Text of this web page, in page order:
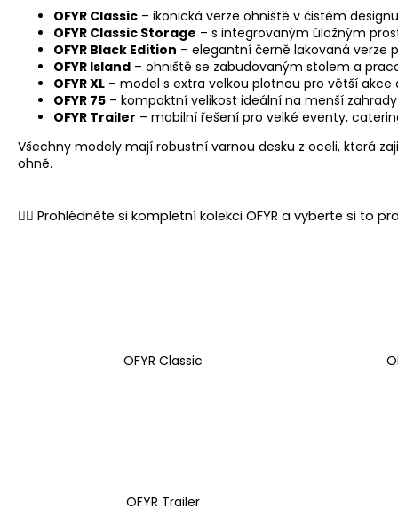
OFYR Classic – ikonická verze ohniště v čistém
OFYR Classic Storage – s integrovaným úložným
OFYR Black Edition – elegantní černě lakovaná verze
OFYR Island – ohniště se zabudovaným stolem a
OFYR XL – model s extra velkou plotnou pro větší akce
OFYR 75 – kompaktní velikost ideální na menší
OFYR Trailer – mobilní řešení pro velké eventy,
Všechny modely mají robustní varnou desku z oceli, která
ohně.
👉🏻 Prohlédněte si kompletní kolekci OFYR a vyberte si to
OFYR Classic
OFYR Trailer